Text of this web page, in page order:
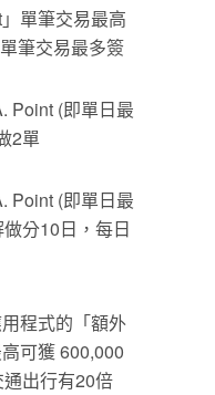
單筆交易最高
筆交易最多簽
Point (即單日最
2單
Point (即單日最
分10日，每日
程式的「額外
可獲 600,000
出行有20倍